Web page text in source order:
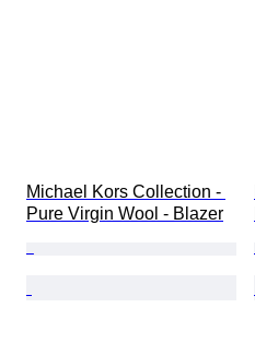
Michael Kors Collection -
Pure Virgin Wool - Blazer